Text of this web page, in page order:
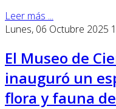
Leer más ...
Lunes, 06 Octubre 2025
El Museo de
inauguró un
flora y fauna